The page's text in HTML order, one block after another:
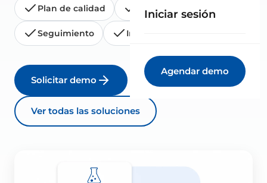
Iniciar sesión
Agendar demo
Plan de calidad Actas de ensayo
Seguimiento Informes
Solicitar demo
Ver todas las soluciones